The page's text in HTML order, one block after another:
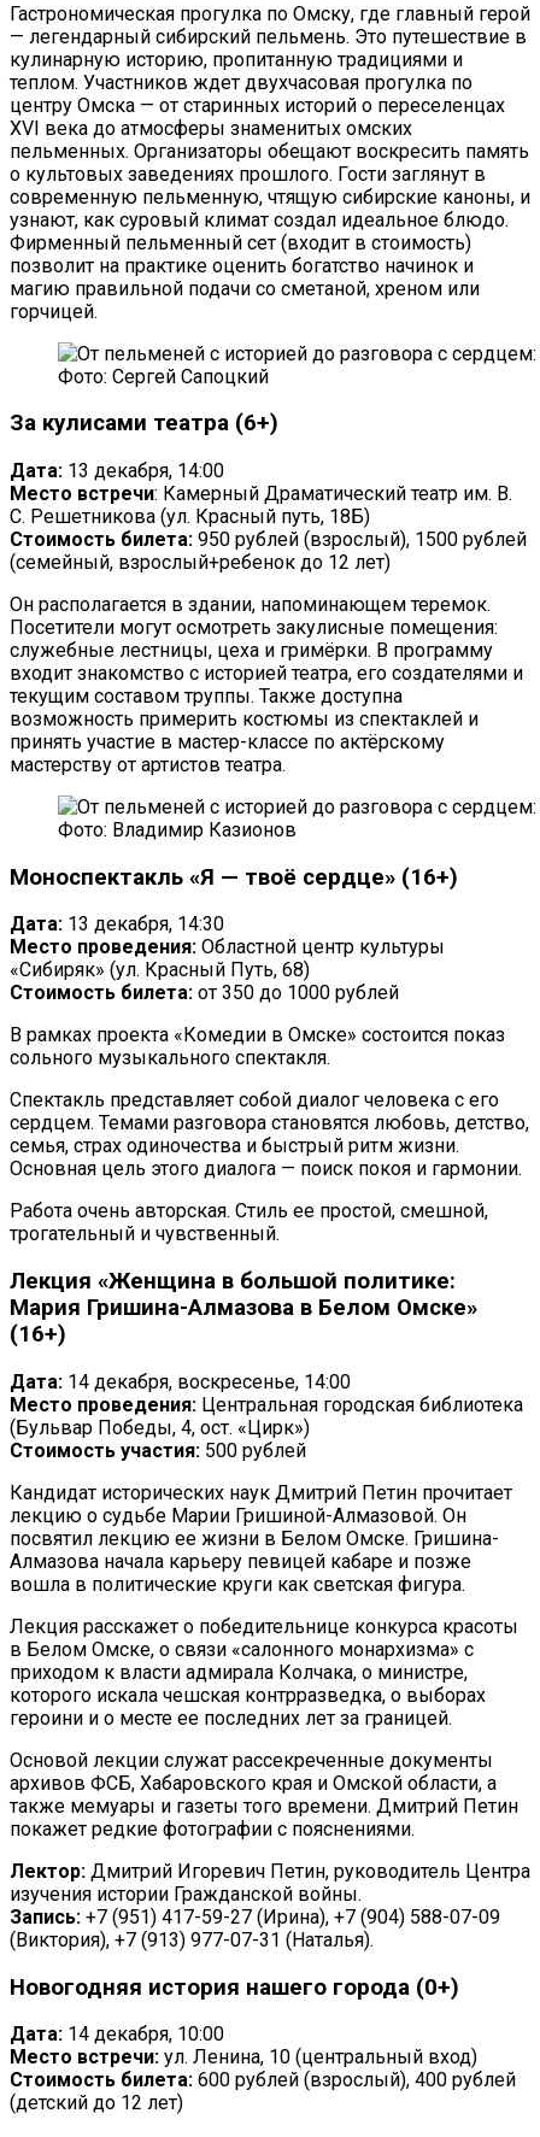
Гастрономическая прогулка по Омску, где главный герой
— легендарный сибирский пельмень. Это путешествие в
кулинарную историю, пропитанную традициями и
теплом. Участников ждет двухчасовая прогулка по
центру Омска — от старинных историй о переселенцах
XVI века до атмосферы знаменитых омских
пельменных. Организаторы обещают воскресить память
о культовых заведениях прошлого. Гости заглянут в
современную пельменную, чтящую сибирские каноны, и
узнают, как суровый климат создал идеальное блюдо.
Фирменный пельменный сет (входит в стоимость)
позволит на практике оценить богатство начинок и
магию правильной подачи со сметаной, хреном или
горчицей.
Фото: Сергей Сапоцкий
За кулисами театра (6+)
Дата: 13 декабря, 14:00
Место встречи: Камерный Драматический театр им. В.
С. Решетникова (ул. Красный путь, 18Б)
Стоимость билета: 950 рублей (взрослый), 1500 рублей
(семейный, взрослый+ребенок до 12 лет)
Он располагается в здании, напоминающем теремок.
Посетители могут осмотреть закулисные помещения:
служебные лестницы, цеха и гримёрки. В программу
входит знакомство с историей театра, его создателями и
текущим составом труппы. Также доступна
возможность примерить костюмы из спектаклей и
принять участие в мастер-классе по актёрскому
мастерству от артистов театра.
Фото: Владимир Казионов
Моноспектакль «Я — твоё сердце» (16+)
Дата: 13 декабря, 14:30
Место проведения: Областной центр культуры
«Сибиряк» (ул. Красный Путь, 68)
Стоимость билета: от 350 до 1000 рублей
В рамках проекта «Комедии в Омске» состоится показ
сольного музыкального спектакля.
Спектакль представляет собой диалог человека с его
сердцем. Темами разговора становятся любовь, детство,
семья, страх одиночества и быстрый ритм жизни.
Основная цель этого диалога — поиск покоя и гармонии.
Работа очень авторская. Стиль ее простой, смешной,
трогательный и чувственный.
Лекция «Женщина в большой политике:
Мария Гришина-Алмазова в Белом Омске»
(16+)
Дата: 14 декабря, воскресенье, 14:00
Место проведения: Центральная городская библиотека
(Бульвар Победы, 4, ост. «Цирк»)
Стоимость участия: 500 рублей
Кандидат исторических наук Дмитрий Петин прочитает
лекцию о судьбе Марии Гришиной-Алмазовой. Он
посвятил лекцию ее жизни в Белом Омске. Гришина-
Алмазова начала карьеру певицей кабаре и позже
вошла в политические круги как светская фигура.
Лекция расскажет о победительнице конкурса красоты
в Белом Омске, о связи «салонного монархизма» с
приходом к власти адмирала Колчака, о министре,
которого искала чешская контрразведка, о выборах
героини и о месте ее последних лет за границей.
Основой лекции служат рассекреченные документы
архивов ФСБ, Хабаровского края и Омской области, а
также мемуары и газеты того времени. Дмитрий Петин
покажет редкие фотографии с пояснениями.
Лектор: Дмитрий Игоревич Петин, руководитель Центра
изучения истории Гражданской войны.
Запись: +7 (951) 417-59-27 (Ирина), +7 (904) 588-07-09
(Виктория), +7 (913) 977-07-31 (Наталья).
Новогодняя история нашего города (0+)
Дата: 14 декабря, 10:00
Место встречи: ул. Ленина, 10 (центральный вход)
Стоимость билета: 600 рублей (взрослый), 400 рублей
(детский до 12 лет)